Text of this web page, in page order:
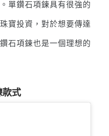
單鑽石項鍊具有很強的
寶投資，對於想要傳達
石項鍊也是一個理想的
式